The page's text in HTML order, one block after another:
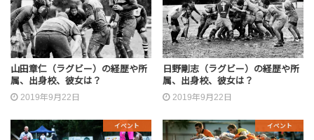
山田章仁（ラグビー）の経歴や所
属、出身校、彼女は？
2019年9月22日
日野剛志（ラグビー）の経歴や所
属、出身校、彼女は？
2019年9月22日
イベント イベント